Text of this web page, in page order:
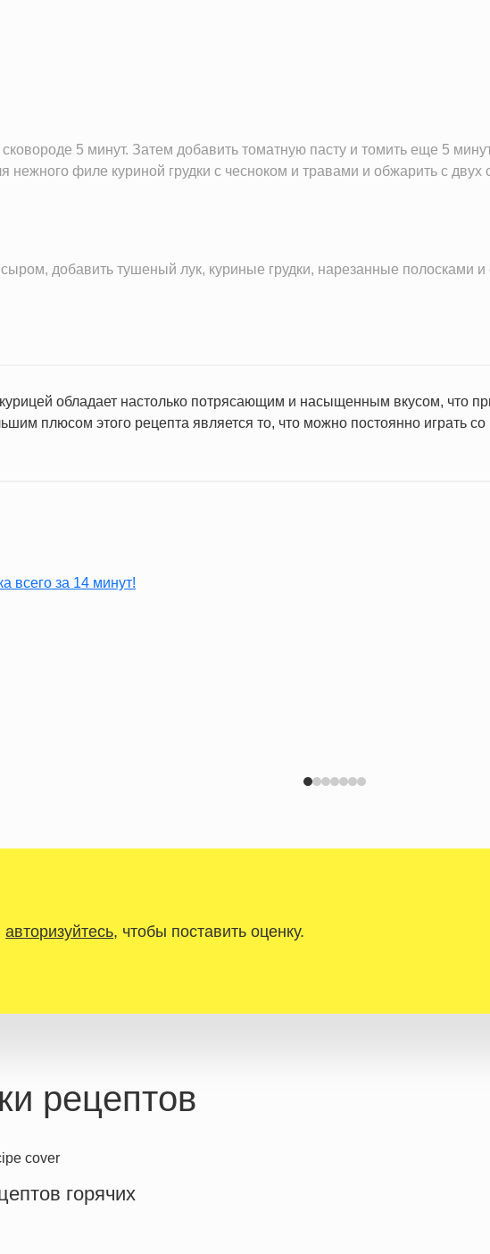
5 минут. Затем добавить томатную пасту и томить еще 5
нежного филе куриной грудки c чесноком и травами и обжарить с двух
добавить тушеный лук, куриные грудки, нарезанные полосками и
обладает настолько потрясающим и насыщенным вкусом, что
плюсом этого рецепта является то, что можно постоянно играть
авторизуйтесь, чтобы поставить оценку.
рецептов
горячих